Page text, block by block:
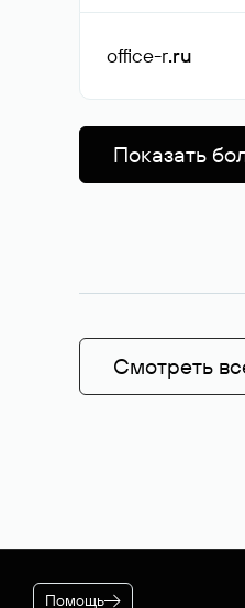
office-r.ru
Показать
Смотреть
Помощь